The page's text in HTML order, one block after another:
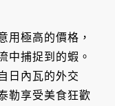
用極高的價格，
中捕捉到的蝦。
日內瓦的外交
勒享受美食狂歡